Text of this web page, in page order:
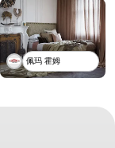
佩玛 霍姆